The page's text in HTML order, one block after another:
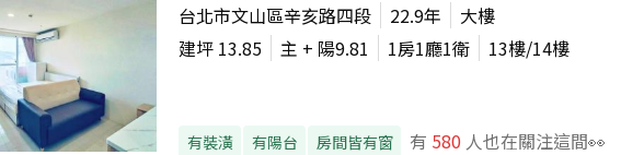
台北市文山區辛亥路四段
22.9年
大樓
建坪 13.85 主 + 陽9.81 1房1廳1衛 13樓/14樓
有裝潢 有陽台 房間皆有窗 有 580 人也在關注這間👀